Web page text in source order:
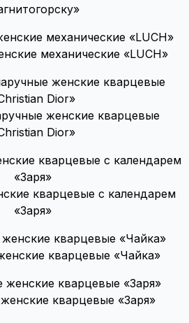
механические «LUCH»
женские кварцевые
Dior»
кварцевые с календарем
«Заря»
кварцевые «Чайка»
кварцевые «Заря»